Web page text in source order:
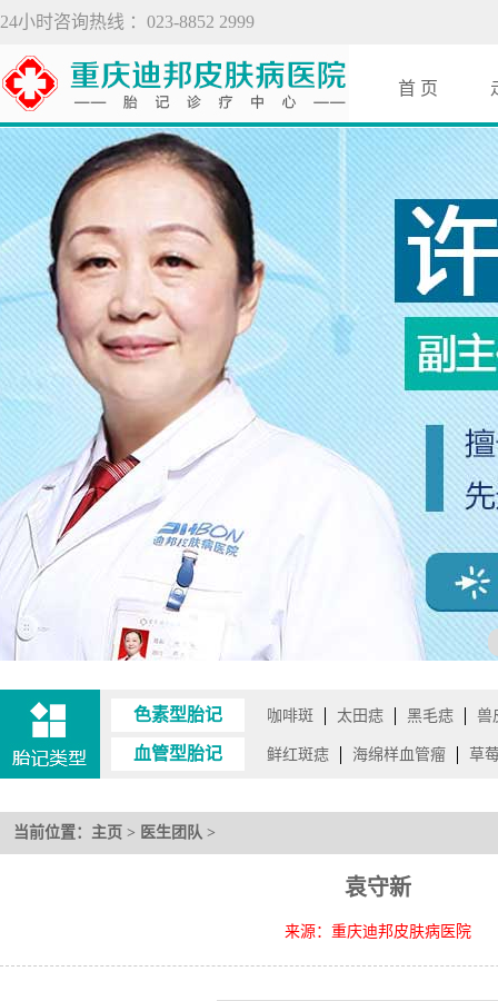
24小时咨询热线 ：023-8852 2999
首 页
色素型胎记 咖啡斑 太田痣 黑毛痣 兽
血管型胎记 鲜红斑痣 海绵样血管瘤 草
当前位置： 主页 > 医生团队 >
袁守新
来源：重庆迪邦皮肤病医院